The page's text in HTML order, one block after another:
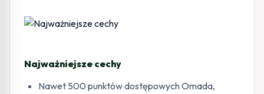
Najważniejsze cechy
Nawet 500 punktów dostępowych Omada,